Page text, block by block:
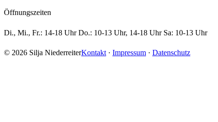
Öffnungszeiten
Di., Mi., Fr.: 14-18 Uhr Do.: 10-13 Uhr, 14-18 Uhr Sa: 10-13 Uhr
© 2026 Silja NiederreiterKontakt · Impressum · Datenschutz